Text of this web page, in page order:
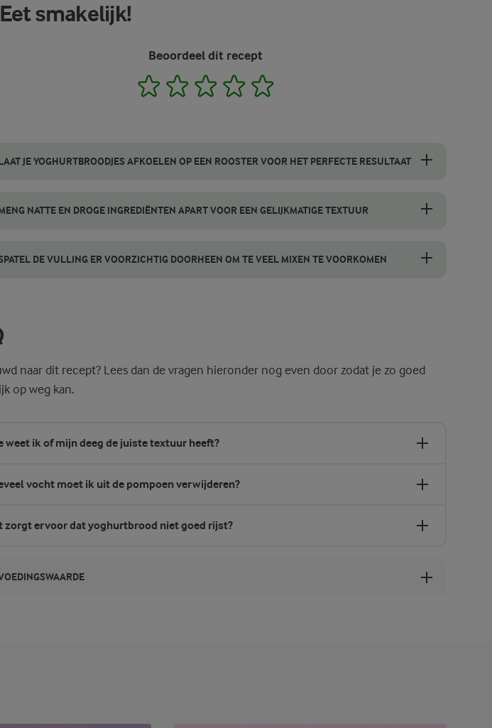
Eet smakelijk!
Beoordeel dit recept
1 2 3 4
JE YOGHURTBROODJES AFKOELEN OP EEN ROOSTER VOOR HET PERFECTE RESULTAAT
NATTE EN DROGE INGREDIËNTEN APART VOOR EEN GELIJKMATIGE TEXTUUR
DE VULLING ER VOORZICHTIG DOORHEEN OM TE VEEL MIXEN TE VOORKOMEN
naar dit recept? Lees dan de vragen hieronder nog even door zodat je zo goed
op weg kan.
weet ik of mijn deeg de juiste textuur heeft?
vocht moet ik uit de pompoen verwijderen?
zorgt ervoor dat yoghurtbrood niet goed rijst?
eiwitgram eiwit